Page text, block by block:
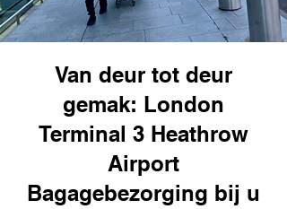
Van deur tot deur
gemak: London
Terminal 3 Heathrow
Airport
Bagagebezorging bij u